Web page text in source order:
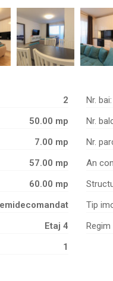
2
50.00 mp
7.00 mp
57.00 mp
60.00 mp
Etaj 4
1
Nr. bai:
Nr.
Nr.
An
Tip
Regim